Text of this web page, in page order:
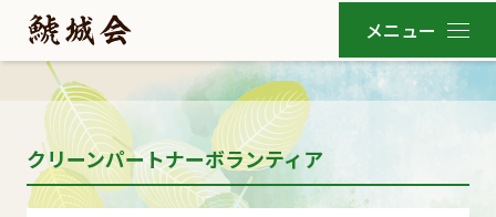
クリーンパートナーボランティア